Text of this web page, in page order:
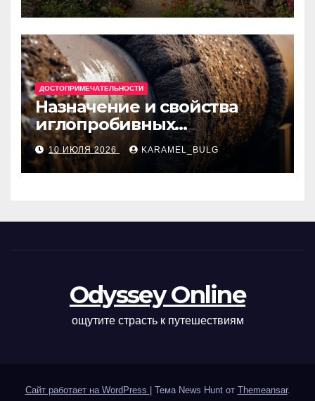
ДОСТОПРИМЕЧАТЕЛЬНОСТИ
Назначение и свойства
иглопробивных
базальтовых огнеупорных
матов
10 ИЮЛЯ 2026 KARAMEL_BULG
Odyssey Online
ощутите страсть к путешествиям
Сайт работает на WordPress Тема News Hunt от Themeansar.